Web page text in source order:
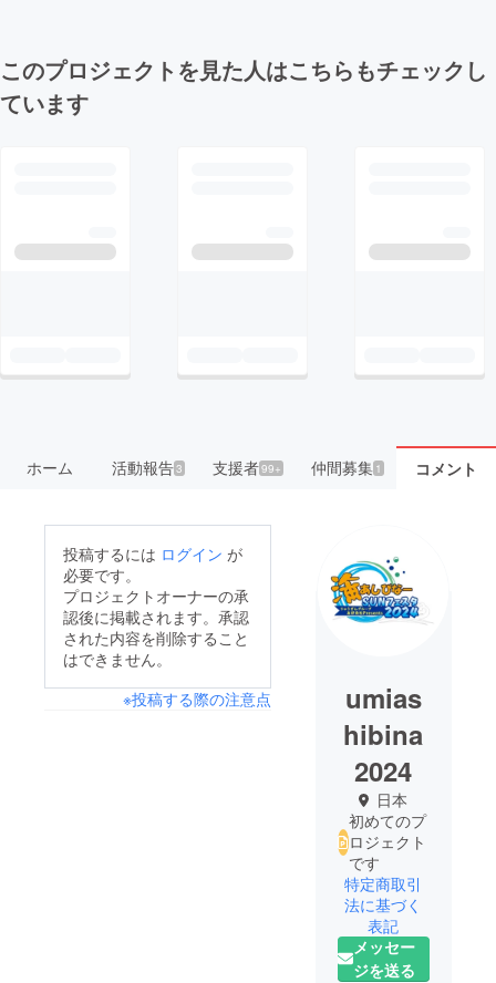
このプロジェクトを見た人はこちらもチェックし
ています
ホーム 活動報告3 支援者99+ 仲間募集 1 コメント
投稿するには ログイン が
必要です。
プロジェクトオーナーの承
認後に掲載されます。承認
された内容を削除すること
はできません。
※投稿する際の注意点
umias
hibina
2024
日本
初めてのプ
ロジェクト
です
特定商取引
法に基づく
表記
メッセー
ジを送る